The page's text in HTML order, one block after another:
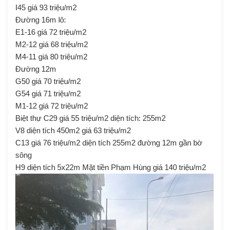
I45 giá 93 triệu/m2
Đường 16m lô:
E1-16 giá 72 triệu/m2
M2-12 giá 68 triệu/m2
M4-11 giá 80 triệu/m2
Đường 12m
G50 giá 70 triệu/m2
G54 giá 71 triệu/m2
M1-12 giá 72 triệu/m2
Biệt thự C29 giá 55 triệu/m2 diện tích: 255m2
V8 diện tích 450m2 giá 63 triệu/m2
C13 giá 76 triệu/m2 diện tích 255m2 đường 12m gần bờ
sông
H9 diện tích 5x22m Mặt tiền Phạm Hùng giá 140 triệu/m2